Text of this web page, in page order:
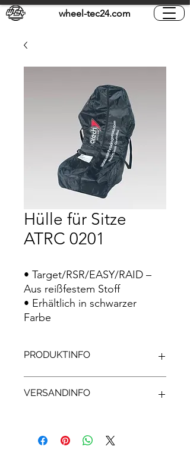
wheel-tec24.com
Hülle für Sitze
ATRC 0201
• Target/RSR/EASY/RAID –
Aus reißfestem Stoff
• Erhältlich in schwarzer
Farbe
PRODUKTINFO
reißfestem Stoff
VERSANDINFO
Kundenwunsch. Bitte das
Anfrageformular unten verwenden für